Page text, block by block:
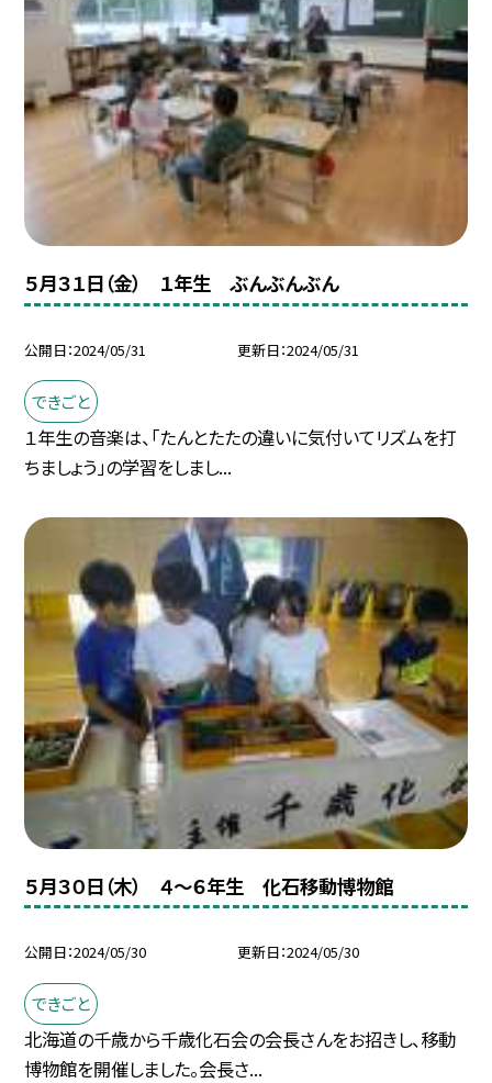
５月３１日（金） １年生 ぶんぶんぶん
公開日 2024/05/31 更新日 2024/05/31
できごと
１年生の音楽は、「たんとたたの違いに気付いてリズムを打
ちましょう」の学習をしまし...
５月３０日（木） ４〜６年生 化石移動博物館
公開日 2024/05/30 更新日 2024/05/30
できごと
北海道の千歳から千歳化石会の会長さんをお招きし、移動
博物館を開催しました。会長さ...